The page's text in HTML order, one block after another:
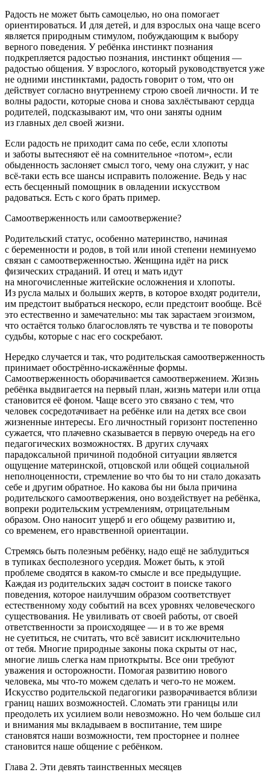
Радость не может быть самоцелью, но она помогает
ориентироваться. И для детей, и для взрослых она чаще всего
является природным стимулом, побуждающим к выбору
верного поведения. У ребёнка инстинкт познания
подкрепляется радостью познания, инстинкт общения —
радостью общения. У взрослого, который руководствуется уже
не одними инстинктами, радость говорит о том, что он
действует согласно внутреннему строю своей личности. И те
волны радости, которые снова и снова захлёстывают сердца
родителей, подсказывают им, что они заняты одним
из главных дел своей жизни.
Если радость не приходит сама по себе, если хлопоты
и заботы вытесняют её на сомнительное «потом», если
обыденность заслоняет смысл того, чему она служит, у нас
всё-таки есть все шансы исправить положение. Ведь у нас
есть бесценный помощник в овладении искусством
радоваться. Есть с кого брать пример.
Самоотверженность или самоотвержение?
Родительский статус, особенно материнство, начиная
с беременности и родов, в той или иной степени неминуемо
связан с самоотверженностью. Женщина идёт на риск
физических страданий. И отец и мать идут
на многочисленные житейские осложнения и хлопоты.
Из русла малых и больших жертв, в которое входят родители,
им предстоит выбраться нескоро, если предстоит вообще. Всё
это естественно и замечательно: мы так зарастаем эгоизмом,
что остаётся только благословлять те чувства и те повороты
судьбы, которые с нас его соскребают.
Нередко случается и так, что родительская самоотверженность
принимает обострённо-искажённые формы.
Самоотверженность оборачивается самоотвержением. Жизнь
ребёнка выдвигается на первый план, жизнь матери или отца
становится её фоном. Чаще всего это связано с тем, что
человек сосредотачивает на ребёнке или на детях все свои
жизненные интересы. Его личностный горизонт постепенно
сужается, что плачевно сказывается в первую очередь на его
педагогических возможностях. В других случаях
парадоксальной причиной подобной ситуации является
ощущение материнской, отцовской или общей социальной
неполноценности, стремление во что бы то ни стало доказать
себе и другим обратное. Но какова бы ни была причина
родительского самоотвержения, оно воздействует на ребёнка,
вопреки родительским устремлениям, отрицательным
образом. Оно наносит ущерб и его общему развитию и,
со временем, его нравственной ориентации.
Стремясь быть полезным ребёнку, надо ещё не заблудиться
в тупиках бесполезного усердия. Может быть, к этой
проблеме сводятся в каком-то смысле и все предыдущие.
Каждая из родительских задач состоит в поиске такого
поведения, которое наилучшим образом соответствует
естественному ходу событий на всех уровнях человеческого
существования. Не увиливать от своей работы, от своей
ответственности за происходящее — и в то же время
не суетиться, не считать, что всё зависит исключительно
от тебя. Многие природные законы пока скрыты от нас,
многие лишь слегка нам приоткрыты. Все они требуют
уважения и осторожности. Помогая развитию нового
человека, мы что-то можем сделать и чего-то не можем.
Искусство родительской педагогики разворачивается вблизи
границ наших возможностей. Сломать эти границы или
преодолеть их усилием воли невозможно. Но чем больше сил
и внимания мы вкладываем в воспитание, тем шире
становятся наши возможности, тем просторнее и полнее
становится наше общение с ребёнком.
Глава 2. Эти девять таинственных месяцев